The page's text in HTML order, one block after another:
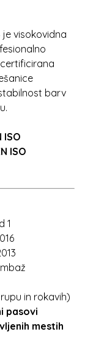
je visokovidna
barv
ISO
ISO
1
in rokavih)
pasovi
mestih